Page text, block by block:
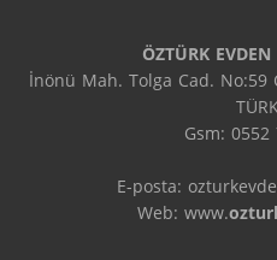
ÖZTÜRK
İnönü Mah. Tolga Cad.
Gsm: 0552
E-posta:
Web: www.